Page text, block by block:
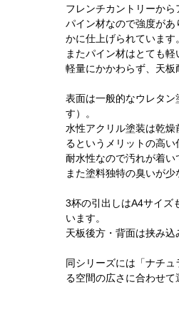
フレンチカントリーか
パイン材なので強度が
かに仕上げられています。
またパイン材はとても
軽量にかかわらず、天
表面は一般的なウレタ
す）。
水性アクリル塗装は乾
るというメリットの高い
耐水性なので汚れが着
また塗料独特の臭いが少
3杯の引出しはA4サイズ
います。
天板後方・背面は挟み
同シリーズには「ナチ
る空間の広さに合わせ